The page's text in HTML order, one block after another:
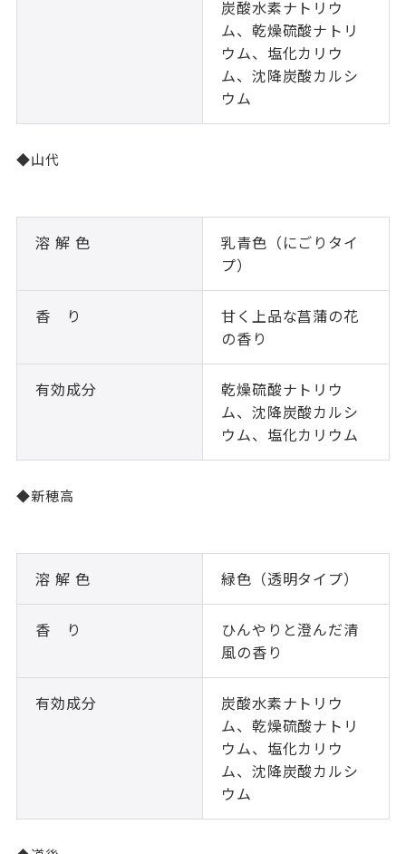
炭酸水素ナトリウ
ム、乾燥硫酸ナトリ
ウム、塩化カリウ
ム、沈降炭酸カルシ
ウム
◆山代
溶 解 色
乳青色（にごりタイ
プ）
香 り
甘く上品な菖蒲の花
の香り
有効成分
乾燥硫酸ナトリウ
ム、沈降炭酸カルシ
ウム、塩化カリウム
◆新穂高
溶 解 色 緑色（透明タイプ）
香 り
ひんやりと澄んだ清
風の香り
有効成分
炭酸水素ナトリウ
ム、乾燥硫酸ナトリ
ウム、塩化カリウ
ム、沈降炭酸カルシ
ウム